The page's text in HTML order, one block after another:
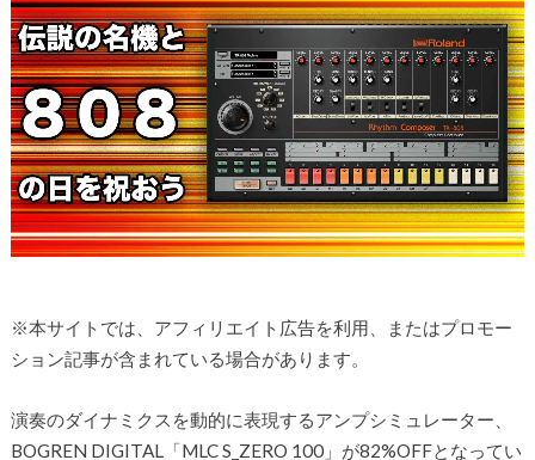
※本サイトでは、アフィリエイト広告を利用、またはプロモー
ション記事が含まれている場合があります。
演奏のダイナミクスを動的に表現するアンプシミュレーター、
BOGREN DIGITAL「MLC S_ZERO 100」が82%OFFとなってい